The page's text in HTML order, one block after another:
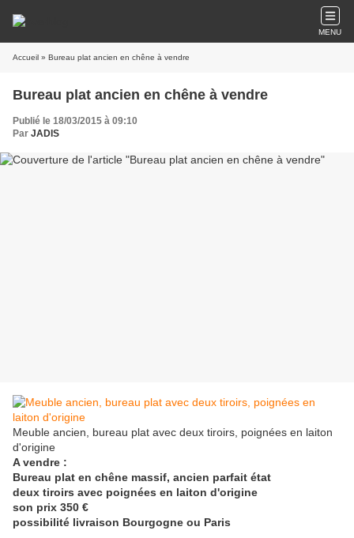
MENU
Accueil » Bureau plat ancien en chêne à vendre
Bureau plat ancien en chêne à vendre
Publié le 18/03/2015 à 09:10
Par JADIS
Meuble ancien, bureau plat avec deux tiroirs, poignées en laiton
d'origine
A vendre :
Bureau plat en chêne massif, ancien parfait état
deux tiroirs avec poignées en laiton d'origine
son prix 350 €
possibilité livraison Bourgogne ou Paris